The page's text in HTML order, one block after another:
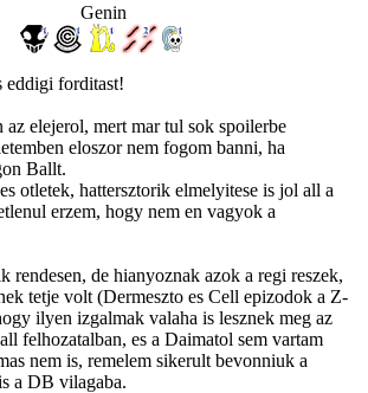
Genin
eddigi forditast!
az elejerol, mert mar tul sok spoilerbe
eloszor nem fogom banni, ha
Ballt.
otletek, hattersztorik elmelyitese is jol all a
erzem, hogy nem en vagyok a
rendesen, de hianyoznak azok a regi reszek,
tetje volt (Dermeszto es Cell epizodok a Z-
ilyen izgalmak valaha is lesznek meg az
felhozatalban, es a Daimatol sem vartam
nem is, remelem sikerult bevonniuk a
a DB vilagaba.